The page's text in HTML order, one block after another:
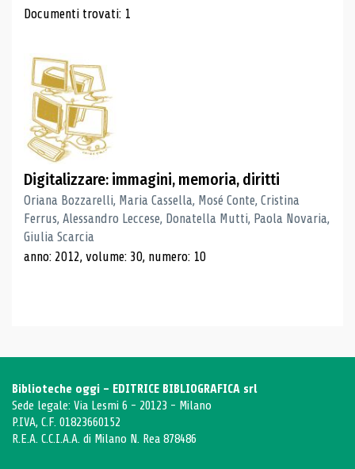
Risultati di ricerca
Documenti trovati: 1
Digitalizzare: immagini, memoria, diritti
Oriana Bozzarelli, Maria Cassella, Mosé Conte, Cristina
Ferrus, Alessandro Leccese, Donatella Mutti, Paola Novaria,
Giulia Scarcia
anno: 2012, volume: 30, numero: 10
Biblioteche oggi - EDITRICE BIBLIOGRAFICA srl
Sede legale: Via Lesmi 6 - 20123 - Milano
P.IVA, C.F. 01823660152
R.E.A. C.C.I.A.A. di Milano N. Rea 878486